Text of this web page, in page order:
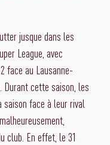
jusque dans les
League, avec
face au Lausanne-
Durant cette saison, les
saison face à leur rival
club. En effet, le 31